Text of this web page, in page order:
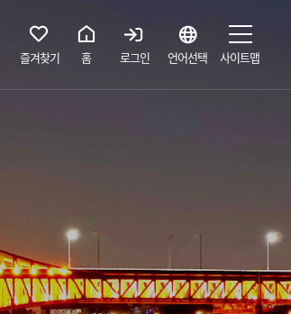
즐겨찾기 홈 로그인 언어선택 사이트맵